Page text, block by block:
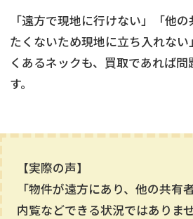
「遠方で現地に行けない」「他
たくないため現地に立ち入れな
くあるネックも、買取であれば
す。
【実際の声】
「物件が遠方にあり、他の共有
内覧などできる状況ではありま